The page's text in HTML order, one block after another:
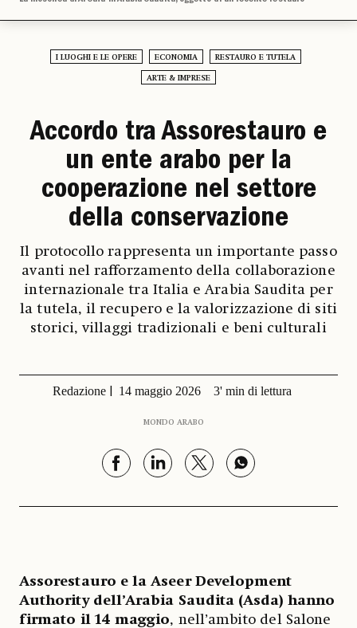
I LUOGHI E LE OPERE ECONOMIA RESTAURO E TUTELA
ARTE & IMPRESE
Accordo tra Assorestauro e
un ente arabo per la
cooperazione nel settore
della conservazione
Il protocollo rappresenta un importante passo
avanti nel rafforzamento della collaborazione
internazionale tra Italia e Arabia Saudita per
la tutela, il recupero e la valorizzazione di siti
storici, villaggi tradizionali e beni culturali
Redazione 14 maggio 2026 3' min di lettura
MONDO ARABO
Assorestauro e la Aseer Development
Authority dell’Arabia Saudita (Asda) hanno
firmato il 14 maggio, nell’ambito del Salone